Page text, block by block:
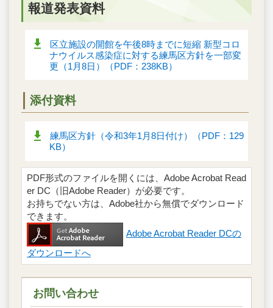
報道発表資料
区立施設の開館を午後8時までに短縮 新型コロ
ナウイルス感染症に対する練馬区方針を一部変
更（1月8日）（PDF：238KB）
添付資料
練馬区方針（令和3年1月8日付け）（PDF：129
KB）
PDF形式のファイルを開くには、Adobe Acrobat Read
er DC（旧Adobe Reader）が必要です。
お持ちでない方は、Adobe社から無償でダウンロード
できます。
Adobe Acrobat Reader DCの
ダウンロードへ
お問い合わせ